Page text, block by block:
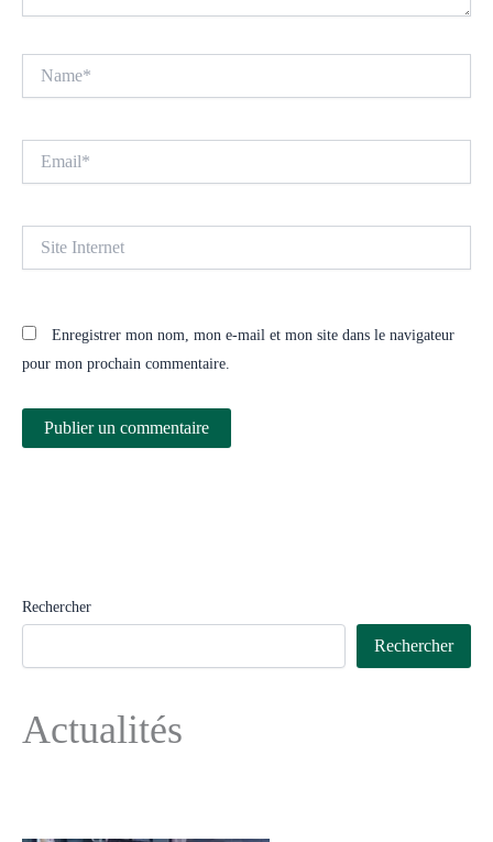
Internet
Enregistrer mon nom, mon e-mail et mon site dans le navigateur
pour mon prochain commentaire.
Rechercher
Rechercher
Actualités